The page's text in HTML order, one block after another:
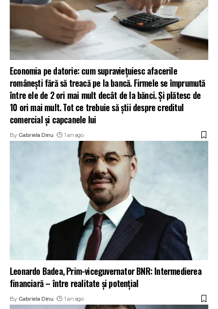
Economia pe datorie: cum supraviețuiesc afacerile
românești fără să treacă pe la bancă. Firmele se împrumută
între ele de 2 ori mai mult decât de la bănci. Și plătesc de
10 ori mai mult. Tot ce trebuie să știi despre creditul
comercial și capcanele lui
By Gabriela Dinu 1 an ago
Leonardo Badea, Prim-viceguvernator BNR: Intermedierea
financiară – între realitate și potențial
By Gabriela Dinu 1 an ago